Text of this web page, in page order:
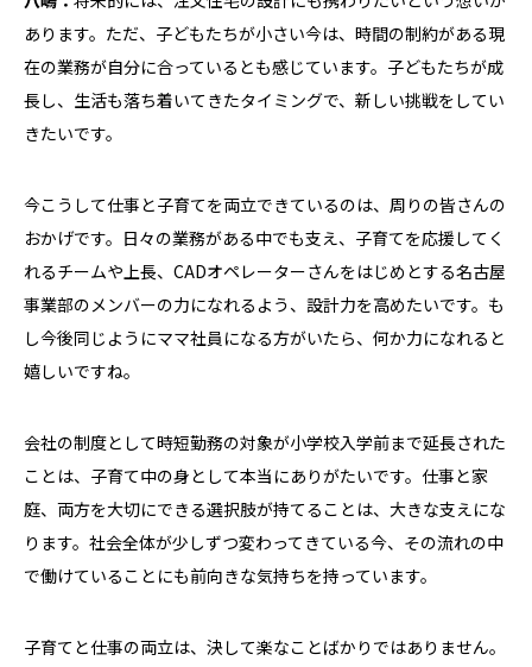
インタビュー
特集
20代所長 異業界からの転職
品質管理部
誠実品質
信頼関係
男性育児休業
VIEW MORE
あります。ただ、子どもたちが小さい今は、時間の制約がある現
在の業務が自分に合っているとも感じています。子どもたちが成
長し、生活も落ち着いてきたタイミングで、新しい挑戦をしてい
きたいです。
今こうして仕事と子育てを両立できているのは、周りの皆さんの
おかげです。日々の業務がある中でも支え、子育てを応援してく
れるチームや上長、CADオペレーターさんをはじめとする名古屋
事業部のメンバーの力になれるよう、設計力を高めたいです。も
し今後同じようにママ社員になる方がいたら、何か力になれると
嬉しいですね。
会社の制度として時短勤務の対象が小学校入学前まで延長された
ことは、子育て中の身として本当にありがたいです。仕事と家
庭、両方を大切にできる選択肢が持てることは、大きな支えにな
ります。社会全体が少しずつ変わってきている今、その流れの中
で働けていることにも前向きな気持ちを持っています。
子育てと仕事の両立は、決して楽なことばかりではありません。